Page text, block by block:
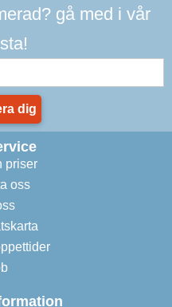
gå med i vår
dig
priser
oss